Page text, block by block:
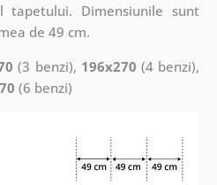
tapetului. Dimensiunile sunt
de 49 cm.
(3 benzi), 196x270 (4 benzi),
(6 benzi)